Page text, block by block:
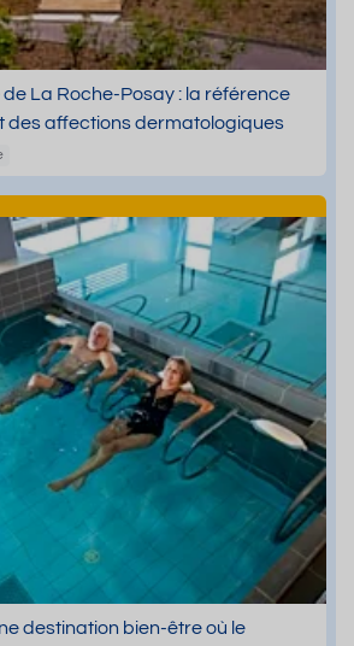
La Roche-Posay : la référence
des affections dermatologiques
destination bien-être où le